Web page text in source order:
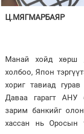
Нийгэм
Энтертайнмэнт
Ц.МЯГМАРБАЯР
Манай хойд хөрш
холбоо, Япон
хориг тавиад
Даваа гарагт АНУ
зарим банкийг
хассан нь Оросын